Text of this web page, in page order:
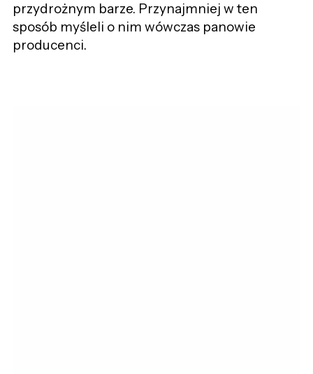
przydrożnym barze. Przynajmniej w ten
sposób myśleli o nim wówczas panowie
producenci.